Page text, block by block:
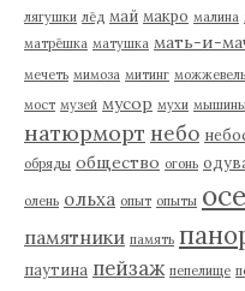
лягушки лёд май макро малина
матрёшка матушка мать-и-
мечеть мимоза митинг
мост музей мусор мухи
натюрморт небо
обряды общество огонь
олень ольха опыт опыты
памятники память
паутина пейзаж пепелище